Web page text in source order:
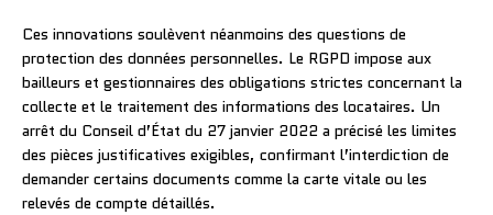
Ces innovations soulèvent néanmoins des questions de
protection des données personnelles. Le RGPD impose aux
bailleurs et gestionnaires des obligations strictes concernant la
collecte et le traitement des informations des locataires. Un
arrêt du Conseil d’État du 27 janvier 2022 a précisé les limites
des pièces justificatives exigibles, confirmant l’interdiction de
demander certains documents comme la carte vitale ou les
relevés de compte détaillés.